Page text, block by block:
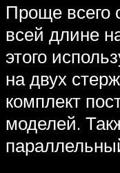
Проще всего
всей длине
этого
на двух
комплект
моделей.